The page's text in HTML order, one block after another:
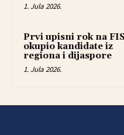
1. Jula 2026.
Prvi upisni rok na
okupio kandidate iz
regiona i dijaspore
1. Jula 2026.